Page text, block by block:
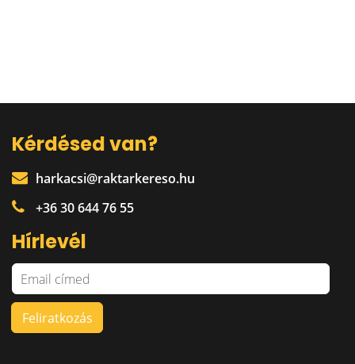
Kérdésed van?
harkacsi@raktarkereso.hu
+36 30 644 76 55
Hírlevél